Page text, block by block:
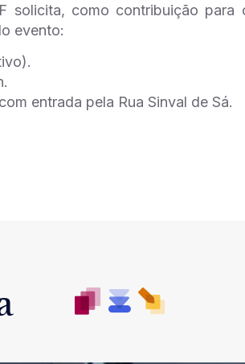
solicita, como contribuição para
evento:
entrada pela Rua Sinval de Sá.